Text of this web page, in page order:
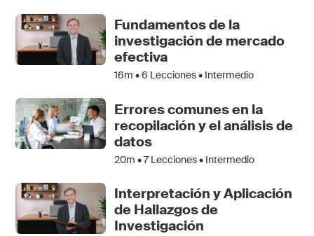
Fundamentos de la
investigación de mercado
efectiva
16m •6 Lecciones • Intermedio
Errores comunes en la
recopilación y el análisis de
datos
20m •7Lecciones • Intermedio
Interpretación y Aplicación
de Hallazgos de
Investigación